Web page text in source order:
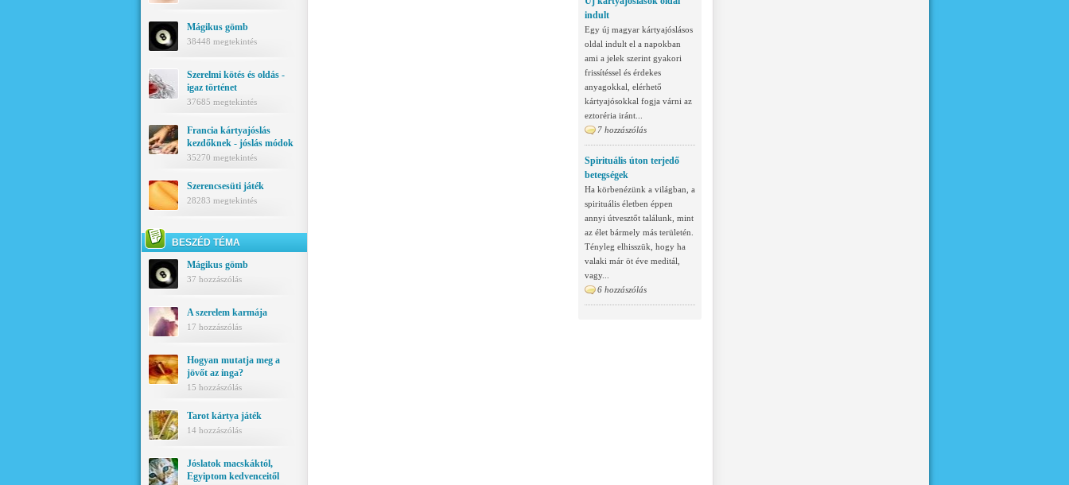
Mágikus gömb
38448 megtekintés
Szerelmi kötés és oldás -
igaz történet
37685 megtekintés
Francia kártyajóslás
kezdőknek - jóslás módok
35270 megtekintés
Szerencsesüti játék
28283 megtekintés
BESZÉD TÉMA
Mágikus gömb
37 hozzászólás
A szerelem karmája
17 hozzászólás
Hogyan mutatja meg a
jövőt az inga?
15 hozzászólás
Tarot kártya játék
14 hozzászólás
Jóslatok macskáktól,
Egyiptom kedvenceitől
indult
Egy új magyar kártyajóslásos
oldal indult el a napokban
ami a jelek szerint gyakori
frissítéssel és érdekes
anyagokkal, elérhető
kártyajósokkal fogja várni az
eztoréria iránt...
7 hozzászólás
Spirituális úton terjedő
betegségek
Ha körbenézünk a világban, a
spirituális életben éppen
annyi útvesztőt találunk, mint
az élet bármely más területén.
Tényleg elhisszük, hogy ha
valaki már öt éve meditál,
vagy...
6 hozzászólás